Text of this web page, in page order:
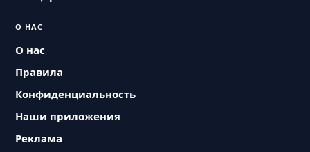
О НАС
О нас
Правила
Конфиденциальность
Наши приложения
Реклама